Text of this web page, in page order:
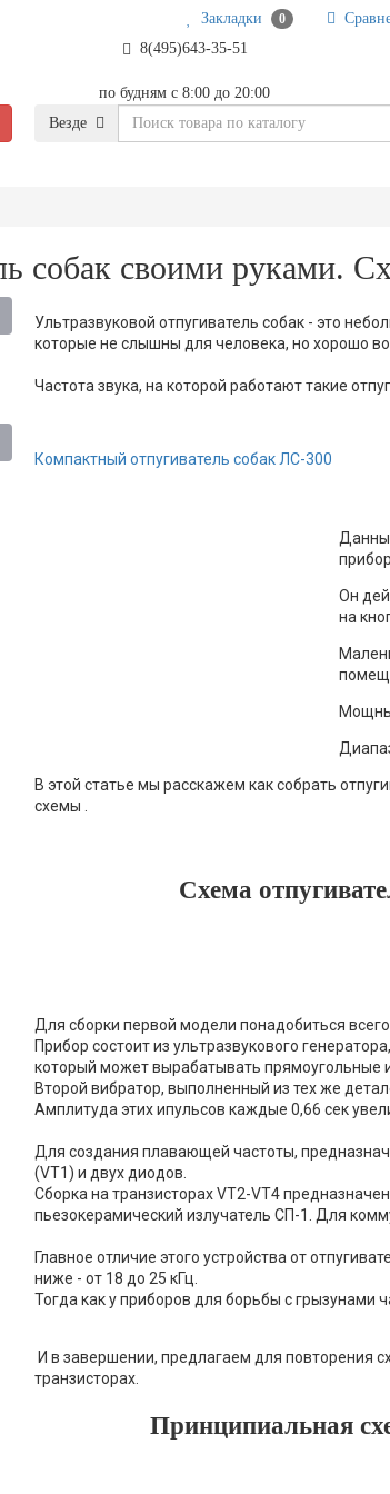
Закладки 0
8(495)643-35-51
по будням с 8:00 до 20:00
Везде
собак своими руками.
Ультразвуковой отпугиватель собак - это
которые не слышны для человека, но хорошо
Частота звука, на которой работают такие
Компактный отпугиватель собак ЛС-300
Он
на
В этой статье мы расскажем как собрать
схемы .
Схема
Для сборки первой модели понадобиться
Прибор состоит из ультразвукового
который может вырабатывать прямоугольные
Второй вибратор, выполненный из тех же
Амплитуда этих ипульсов каждые 0,66 сек
Для создания плавающей частоты,
(VT1) и двух диодов.
Сборка на транзисторах VT2-VT4
пьезокерамический излучатель СП-1. Для
Главное отличие этого устройства от
ниже - от 18 до 25 кГц.
Тогда как у приборов для борьбы с грызунами
И в завершении, предлагаем для повторения
транзисторах.
Принципиальная